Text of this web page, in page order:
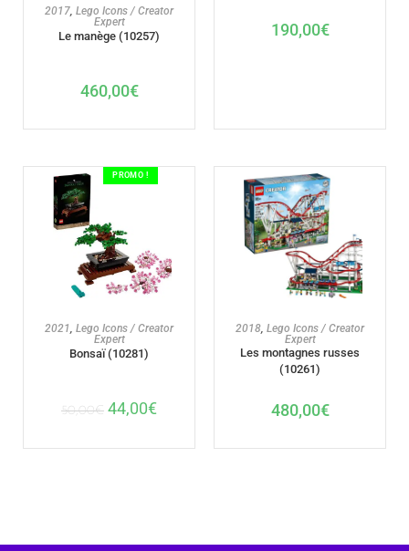
AJOUTER AU PANIER
2017, Lego Icons / Creator
Expert
Le manège (10257)
460,00€
190,00€
PROMO !
AJOUTER AU PANIER
2021, Lego Icons / Creator
Expert
Bonsaï (10281)
50,00€ 44,00€
AJOUTER AU PANIER
2018, Lego Icons / Creator
Expert
Les montagnes russes
(10261)
480,00€